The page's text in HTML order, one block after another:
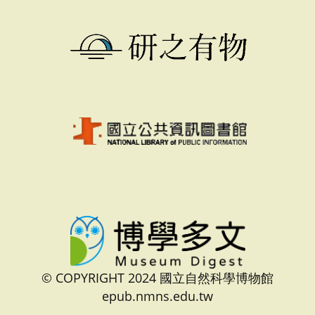
© COPYRIGHT 2024 國立自然科學博物館
epub.nmns.edu.tw